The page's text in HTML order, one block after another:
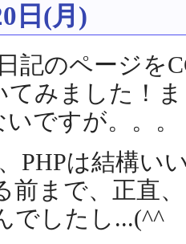
日(月)
記のページを
てみました！
ですが。。。
PHPは結構い
前まで、正直
でしたし...(^^